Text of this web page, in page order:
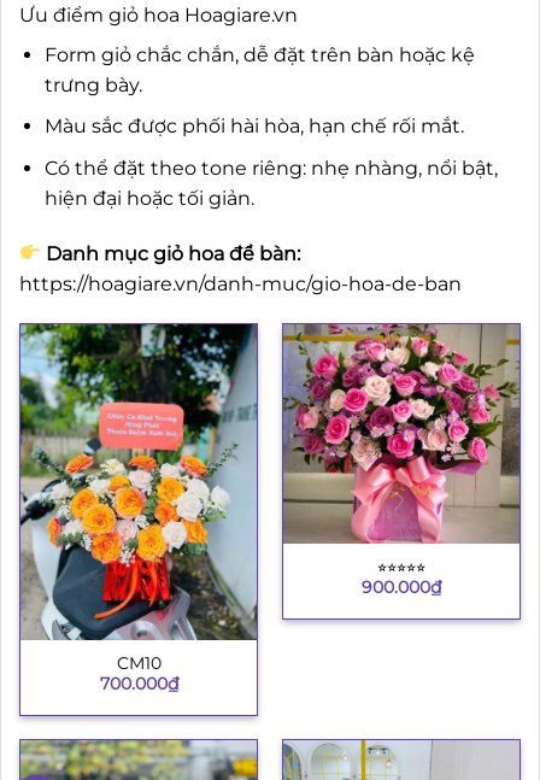
Ưu điểm giỏ hoa Hoagiare.vn
Form giỏ chắc chắn, dễ đặt trên bàn hoặc kệ
trưng bày.
Màu sắc được phối hài hòa, hạn chế rối mắt.
Có thể đặt theo tone riêng: nhẹ nhàng, nổi bật,
hiện đại hoặc tối giản.
Danh mục giỏ hoa để bàn:
https://hoagiare.vn/danh-muc/gio-hoa-de-ban
CM10
700.000₫
⭐︎⭐︎⭐︎⭐︎⭐︎
900.000₫